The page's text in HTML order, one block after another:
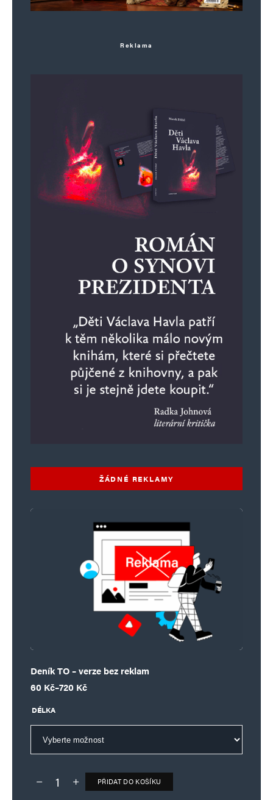
Reklama
ŽÁDNÉ REKLAMY
Deník TO – verze bez reklam
60 Kč–720 Kč
Rozpětí cen: 60 Kč až 720 Kč
DÉLKA
Deník TO – verze bez reklam množství
PŘIDAT DO KOŠÍKU